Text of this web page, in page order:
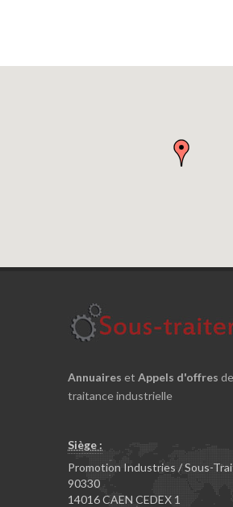
Annuaires et Appels d'offres
traitance industrielle
Siège :
Promotion Industries / Sous-
90330
14016 CAEN CEDEX 1